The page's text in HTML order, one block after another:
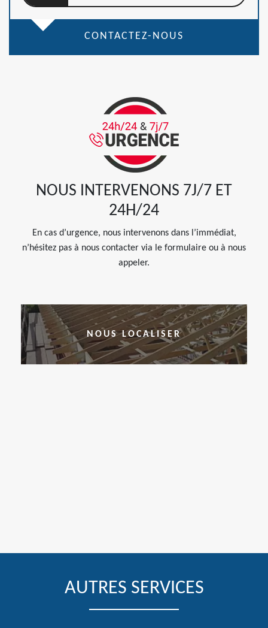
CONTACTEZ-NOUS
NOUS INTERVENONS 7J/7 ET
24H/24
En cas d’urgence, nous intervenons dans l’immédiat,
n’hésitez pas à nous contacter via le formulaire ou à nous
appeler.
NOUS LOCALISER
AUTRES SERVICES